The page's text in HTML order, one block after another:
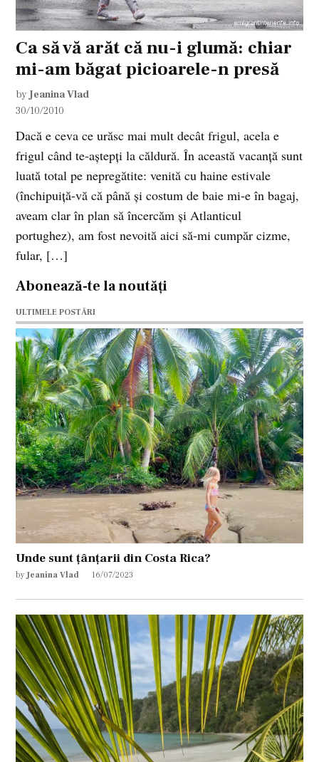
Ca să vă arăt că nu-i glumă: chiar
mi-am băgat picioarele-n presă
by Jeanina Vlad
30/10/2010
Dacă e ceva ce urăsc mai mult decât frigul, acela e
frigul când te-aștepți la căldură. În această vacanță sunt
luată total pe nepregătite: venită cu haine estivale
(închipuiță-vă că până și costum de baie mi-e în bagaj,
aveam clar în plan să încercăm și Atlanticul
portughez), am fost nevoită aici să-mi cumpăr cizme,
fular, […]
Abonează-te la noutăți
ULTIMELE POSTĂRI
Unde sunt țânțarii din Costa Rica?
by Jeanina Vlad 16/07/2023